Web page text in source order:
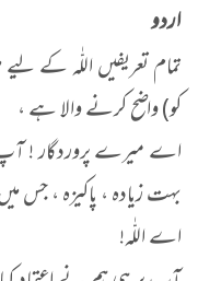
اردو
تمام تعریفیں اللّٰہ کے
کو) واضح کرنے والا ہے ،
اے میرے پروردگار !
بہت زیادہ ، پاکیزہ ، جس
اے اللّٰہ!